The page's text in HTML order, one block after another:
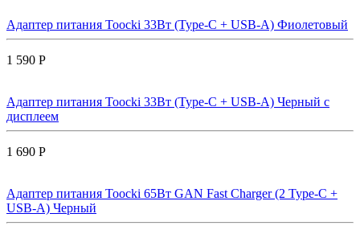
Адаптер питания Toocki 33Вт (Type-C + USB-A) Фиолетовый
1 590 Р
Адаптер питания Toocki 33Вт (Type-C + USB-A) Черный с
дисплеем
1 690 Р
Адаптер питания Toocki 65Вт GAN Fast Charger (2 Type-C +
USB-A) Черный